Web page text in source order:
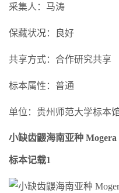
采集人：马涛
保藏状况：良好
共享方式：合作研究共享
标本属性：普通
单位：贵州师范大学标本
小缺齿鼹海南亚种
标本记载1